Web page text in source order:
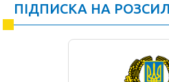
ПІДПИСКА НА